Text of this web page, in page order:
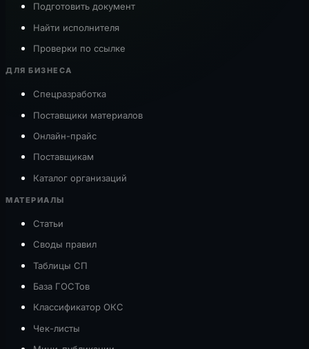
Подготовить документ
Найти исполнителя
Проверки по ссылке
ДЛЯ БИЗНЕСА
Спецразработка
Поставщики материалов
Онлайн-прайс
Поставщикам
Каталог организаций
МАТЕРИАЛЫ
Статьи
Своды правил
Таблицы СП
База ГОСТов
Классификатор ОКС
Чек-листы